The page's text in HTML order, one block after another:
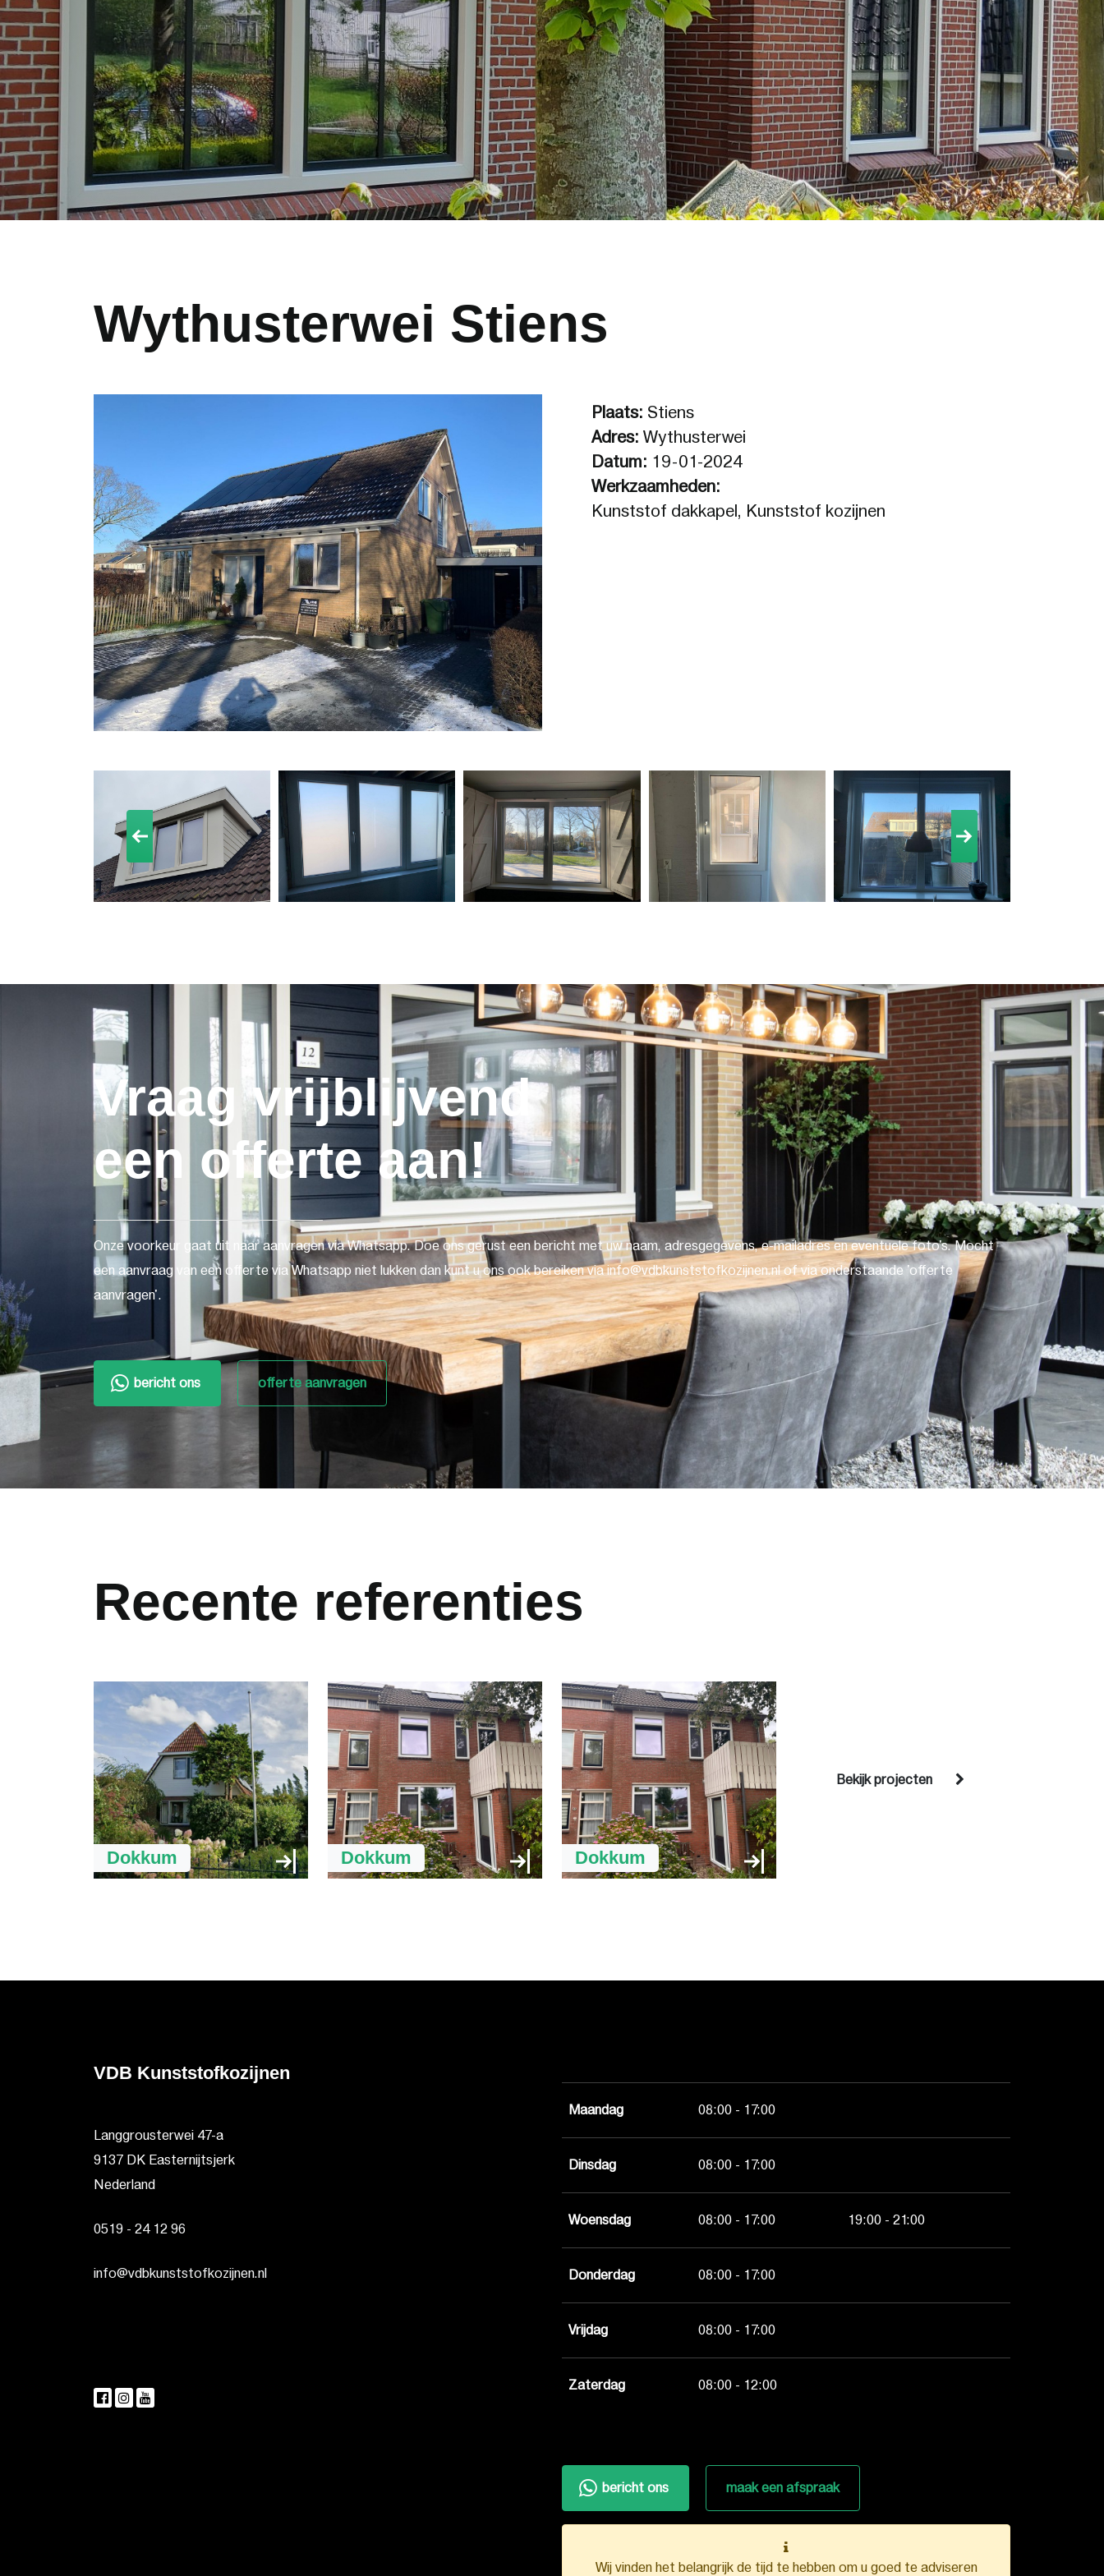
Wythusterwei Stiens
Plaats: Stiens
Adres: Wythusterwei
Datum: 19-01-2024
Werkzaamheden:
Kunststof dakkapel, Kunststof kozijnen
Vraag vrijblijvend
een offerte aan!
Onze voorkeur gaat uit naar aanvragen via Whatsapp. Doe ons gerust een bericht met uw naam, adresgegevens, e-mailadres en eventuele foto's. Mocht
een aanvraag van een offerte via Whatsapp niet lukken dan kunt u ons ook bereiken via info@vdbkunststofkozijnen.nl of via onderstaande 'offerte
aanvragen'.
bericht ons offerte aanvragen
Recente referenties
Dokkum Dokkum Dokkum
Bekijk projecten
VDB Kunststofkozijnen
Langgrousterwei 47-a
9137 DK Easternijtsjerk
Nederland
0519 - 24 12 96
info@vdbkunststofkozijnen.nl
Maandag 08:00 - 17:00
Dinsdag 08:00 - 17:00
Woensdag 08:00 - 17:00 19:00 - 21:00
Donderdag 08:00 - 17:00
Vrijdag 08:00 - 17:00
Zaterdag 08:00 - 12:00
bericht ons maak een afspraak
Wij vinden het belangrijk de tijd te hebben om u goed te adviseren